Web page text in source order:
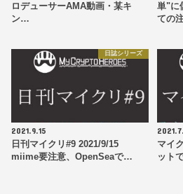
ロデューサーAMA動画・某キ
ン…
単"に
ての
日誌シリーズ
2021.9.15
日刊マイクリ#9 2021/9/15
miime要注意、OpenSeaで…
マイ
ット